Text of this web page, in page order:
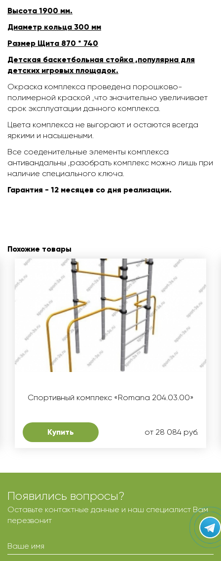
Высота 1900 мм.
Диаметр кольца 300 мм
Размер Щита 870 * 740
Детская баскетбольная стойка ,популярна для
детских игровых площадок.
Окраска комплекса проведена порошково-
полимерной краской ,что значительно увеличивает
срок эксплуатации данного комплекса.
Цвета комплекса не выгорают и остаются всегда
яркими и насышеными.
Все соеденительные элементы комплекса
антивандальны ,разобрать комплекс можно лишь при
наличие специального ключа.
Гарантия - 12 месяцев со дня реализации.
Похожие товары
Спортивный комплекс «Romana 204.03.00»
Купить от 28 084 руб.
Появились вопросы?
Оставьте контактные данные и наш специалист Вам
перезвонит
Ваше имя